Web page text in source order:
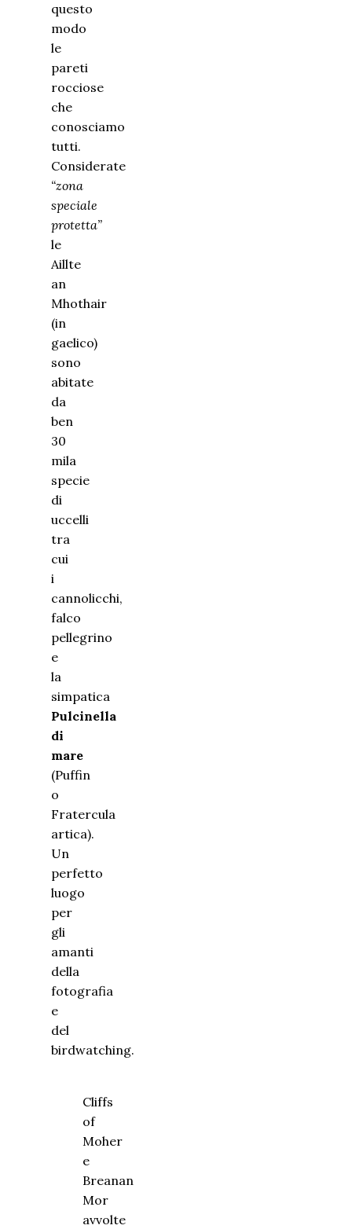
questo
modo
le
pareti
rocciose
che
conosciamo
tutti.
Considerate
“zona
speciale
protetta”
le
Aillte
an
Mhothair
(in
gaelico)
sono
abitate
da
ben
30
mila
specie
di
uccelli
tra
cui
i
cannolicchi,
falco
pellegrino
e
la
simpatica
Pulcinella
di
mare
(Puffin
o
Fratercula
artica).
Un
perfetto
luogo
per
gli
amanti
della
fotografia
e
del
birdwatching.
Cliffs
of
Moher
e
Breanan
Mor
avvolte